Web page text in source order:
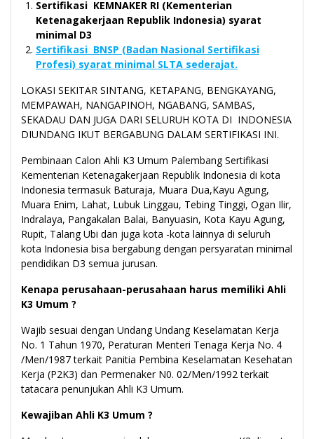
Sertifikasi KEMNAKER RI (Kementerian
Ketenagakerjaan Republik Indonesia) syarat
minimal D3
Sertifikasi BNSP (Badan Nasional Sertifikasi
Profesi) syarat minimal SLTA sederajat.
LOKASI SEKITAR SINTANG, KETAPANG, BENGKAYANG,
MEMPAWAH, NANGAPINOH, NGABANG, SAMBAS,
SEKADAU DAN JUGA DARI SELURUH KOTA DI INDONESIA
DIUNDANG IKUT BERGABUNG DALAM SERTIFIKASI INI.
Pembinaan Calon Ahli K3 Umum Palembang Sertifikasi
Kementerian Ketenagakerjaan Republik Indonesia di kota
Indonesia termasuk Baturaja, Muara Dua,Kayu Agung,
Muara Enim, Lahat, Lubuk Linggau, Tebing Tinggi, Ogan Ilir,
Indralaya, Pangakalan Balai, Banyuasin, Kota Kayu Agung,
Rupit, Talang Ubi dan juga kota -kota lainnya di seluruh
kota Indonesia bisa bergabung dengan persyaratan minimal
pendidikan D3 semua jurusan.
Kenapa perusahaan-perusahaan harus memiliki Ahli
K3 Umum ?
Wajib sesuai dengan Undang Undang Keselamatan Kerja
No. 1 Tahun 1970, Peraturan Menteri Tenaga Kerja No. 4
/Men/1987 terkait Panitia Pembina Keselamatan Kesehatan
Kerja (P2K3) dan Permenaker N0. 02/Men/1992 terkait
tatacara penunjukan Ahli K3 Umum.
Kewajiban Ahli K3 Umum ?